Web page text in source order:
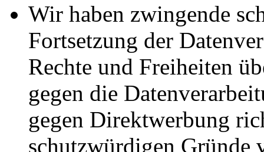
Wir haben zwingende
Fortsetzung der
Rechte und Freiheiten
gegen die
gegen Direktwerbung
schutzwürdigen Gründe